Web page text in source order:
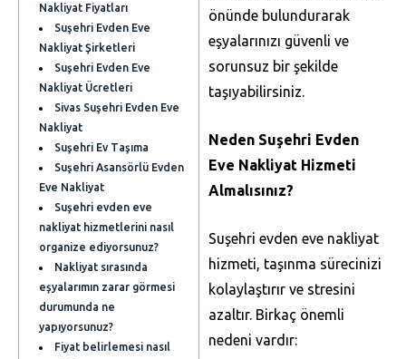
Nakliyat Fiyatları
Suşehri Evden Eve
Nakliyat Şirketleri
Suşehri Evden Eve
Nakliyat Ücretleri
Sivas Suşehri Evden Eve
Nakliyat
Suşehri Ev Taşıma
Suşehri Asansörlü Evden
Eve Nakliyat
Suşehri evden eve
nakliyat hizmetlerini nasıl
organize ediyorsunuz?
Nakliyat sırasında
eşyalarımın zarar görmesi
durumunda ne
yapıyorsunuz?
Fiyat belirlemesi nasıl
önünde bulundurarak
eşyalarınızı güvenli ve
sorunsuz bir şekilde
taşıyabilirsiniz.
Neden Suşehri Evden
Eve Nakliyat Hizmeti
Almalısınız?
Suşehri evden eve nakliyat
hizmeti, taşınma sürecinizi
kolaylaştırır ve stresini
azaltır. Birkaç önemli
nedeni vardır: